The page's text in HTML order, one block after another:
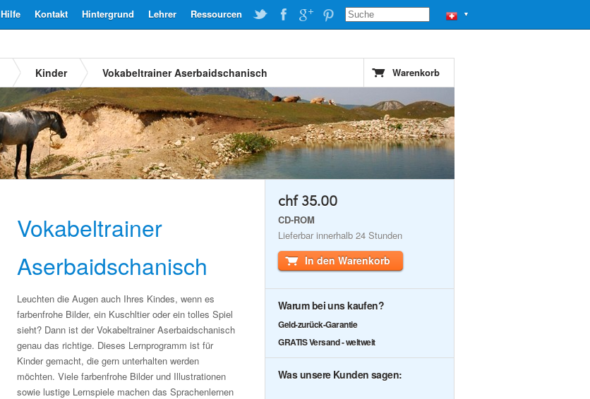
▼
Ressourcen
Lehrer
Hintergrund
Kontakt
Hilfe
Kinder Vokabeltrainer Aserbaidschanisch Warenkorb
Vokabeltrainer
Aserbaidschanisch
Leuchten die Augen auch Ihres Kindes, wenn es
farbenfrohe Bilder, ein Kuschltier oder ein tolles Spiel
sieht? Dann ist der Vokabeltrainer Aserbaidschanisch
genau das richtige. Dieses Lernprogramm ist für
Kinder gemacht, die gern unterhalten werden
möchten. Viele farbenfrohe Bilder und Illustrationen
sowie lustige Lernspiele machen das Sprachenlernen
chf 35.00
CD-ROM
Lieferbar innerhalb 24 Stunden
In den Warenkorb
Warum bei uns kaufen?
Geld-zurück-Garantie
GRATIS Versand - weltweit
Was unsere Kunden sagen: